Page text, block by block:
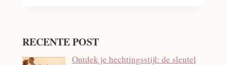
RECENTE POST
Ontdek je hechtingsstijl: de sleutel